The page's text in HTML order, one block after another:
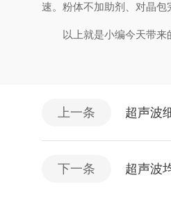
速。粉体不加助剂、对晶包
以上就是小编今天带来的
上一条 超声波
下一条 超声波